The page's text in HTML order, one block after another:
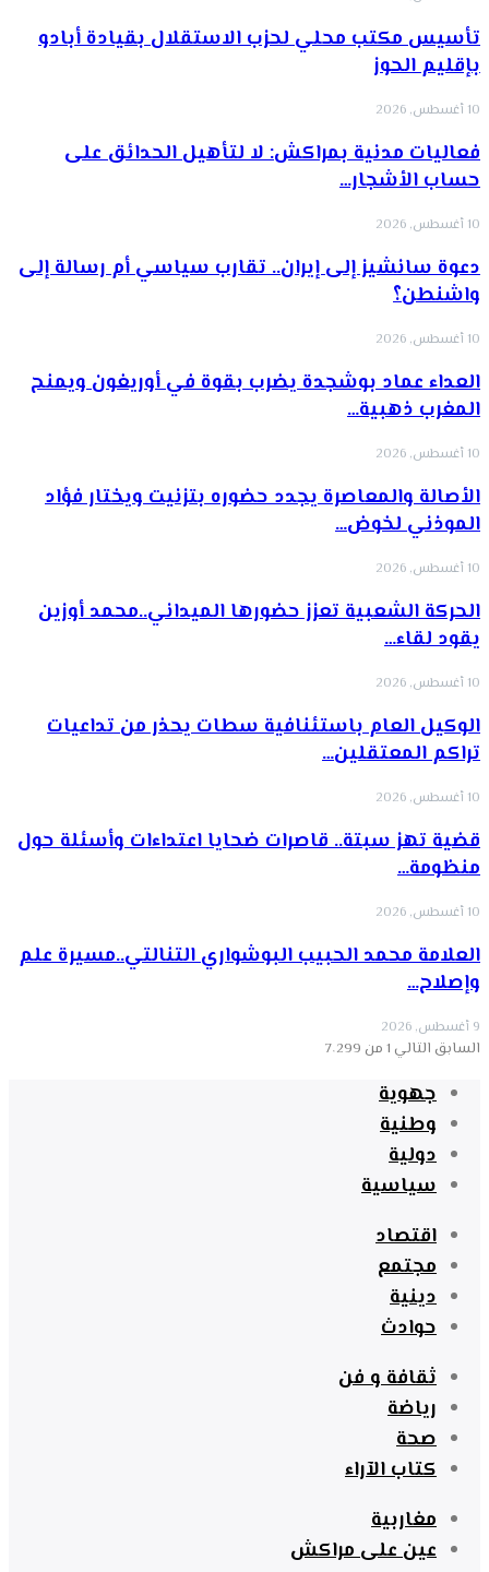
تأسيس مكتب محلي لحزب الاستقلال بقيادة أبادو
بإقليم الحوز
10 أغسطس, 2026
فعاليات مدنية بمراكش: لا لتأهيل الحدائق على
حساب الأشجار…
10 أغسطس, 2026
دعوة سانشيز إلى إيران.. تقارب سياسي أم رسالة إلى
واشنطن؟
10 أغسطس, 2026
العداء عماد بوشجدة يضرب بقوة في أوريغون ويمنح
المغرب ذهبية…
10 أغسطس, 2026
الأصالة والمعاصرة يجدد حضوره بتزنيت ويختار فؤاد
الموذني لخوض…
10 أغسطس, 2026
الحركة الشعبية تعزز حضورها الميداني..محمد أوزين
يقود لقاء…
10 أغسطس, 2026
الوكيل العام باستئنافية سطات يحذر من تداعيات
تراكم المعتقلين…
10 أغسطس, 2026
قضية تهز سبتة.. قاصرات ضحايا اعتداءات وأسئلة حول
منظومة…
10 أغسطس, 2026
العلامة محمد الحبيب البوشواري التنالتي..مسيرة علم
وإصلاح…
9 أغسطس, 2026
السابق التالي 1 من 7٬299
جهوية
وطنية
دولية
سياسية
اقتصاد
مجتمع
دينية
حوادث
ثقافة و فن
رياضة
صحة
كتاب الآراء
مغاربية
عين على مراكش